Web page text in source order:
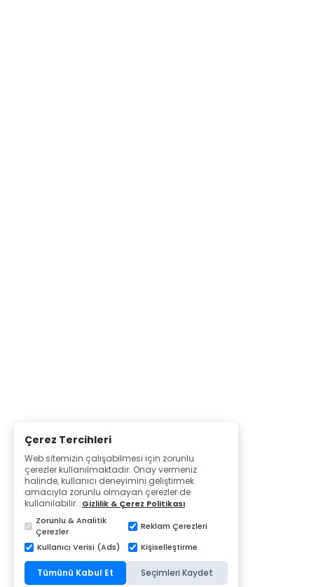
Çerez Tercihleri
Web sitemizin çalışabilmesi için zorunlu
çerezler kullanılmaktadır. Onay vermeniz
halinde, kullanıcı deneyimini geliştirmek
amacıyla zorunlu olmayan çerezler de
kullanılabilir. Gizlilik & Çerez Politikası
Zorunlu & Analitik
Çerezler
Reklam Çerezleri
Kullanıcı Verisi (Ads)
Kişiselleştirme
Tümünü Kabul Et Seçimleri Kaydet